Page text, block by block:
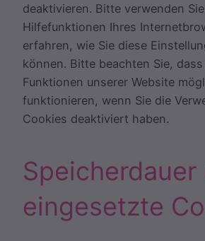
deaktivieren. Bitte verwenden
Hilfefunktionen Ihres
erfahren, wie Sie diese
können. Bitte beachten Sie,
Funktionen unserer Website
funktionieren, wenn Sie die
Cookies deaktiviert haben.
Speicherdauer
eingesetzte